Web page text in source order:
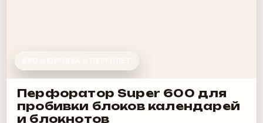
Перфоратор Super 600 для
пробивки блоков календарей
и блокнотов